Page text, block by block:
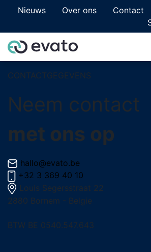
Nieuws Over ons Contact
CONTACTGEGEVENS
Neem contact
met ons op
hallo@evato.be
+32 3 369 40 10
Louis Segersstraat 22
2880 Bornem - Belgie
BTW BE 0540.547.643